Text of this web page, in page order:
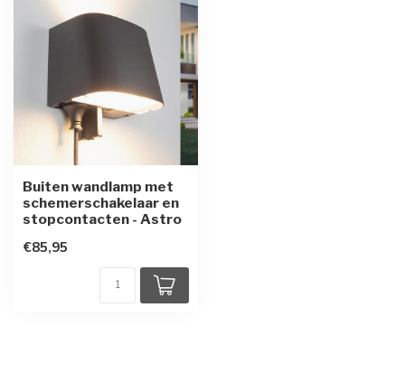
Buiten wandlamp met
schemerschakelaar en
stopcontacten - Astro
€85,95